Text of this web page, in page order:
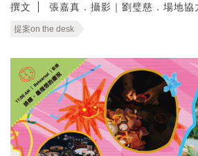
撰文 張嘉真．攝影｜劉璧慈．場地協
提案on the desk